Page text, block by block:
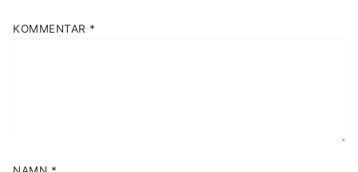
KOMMENTAR *